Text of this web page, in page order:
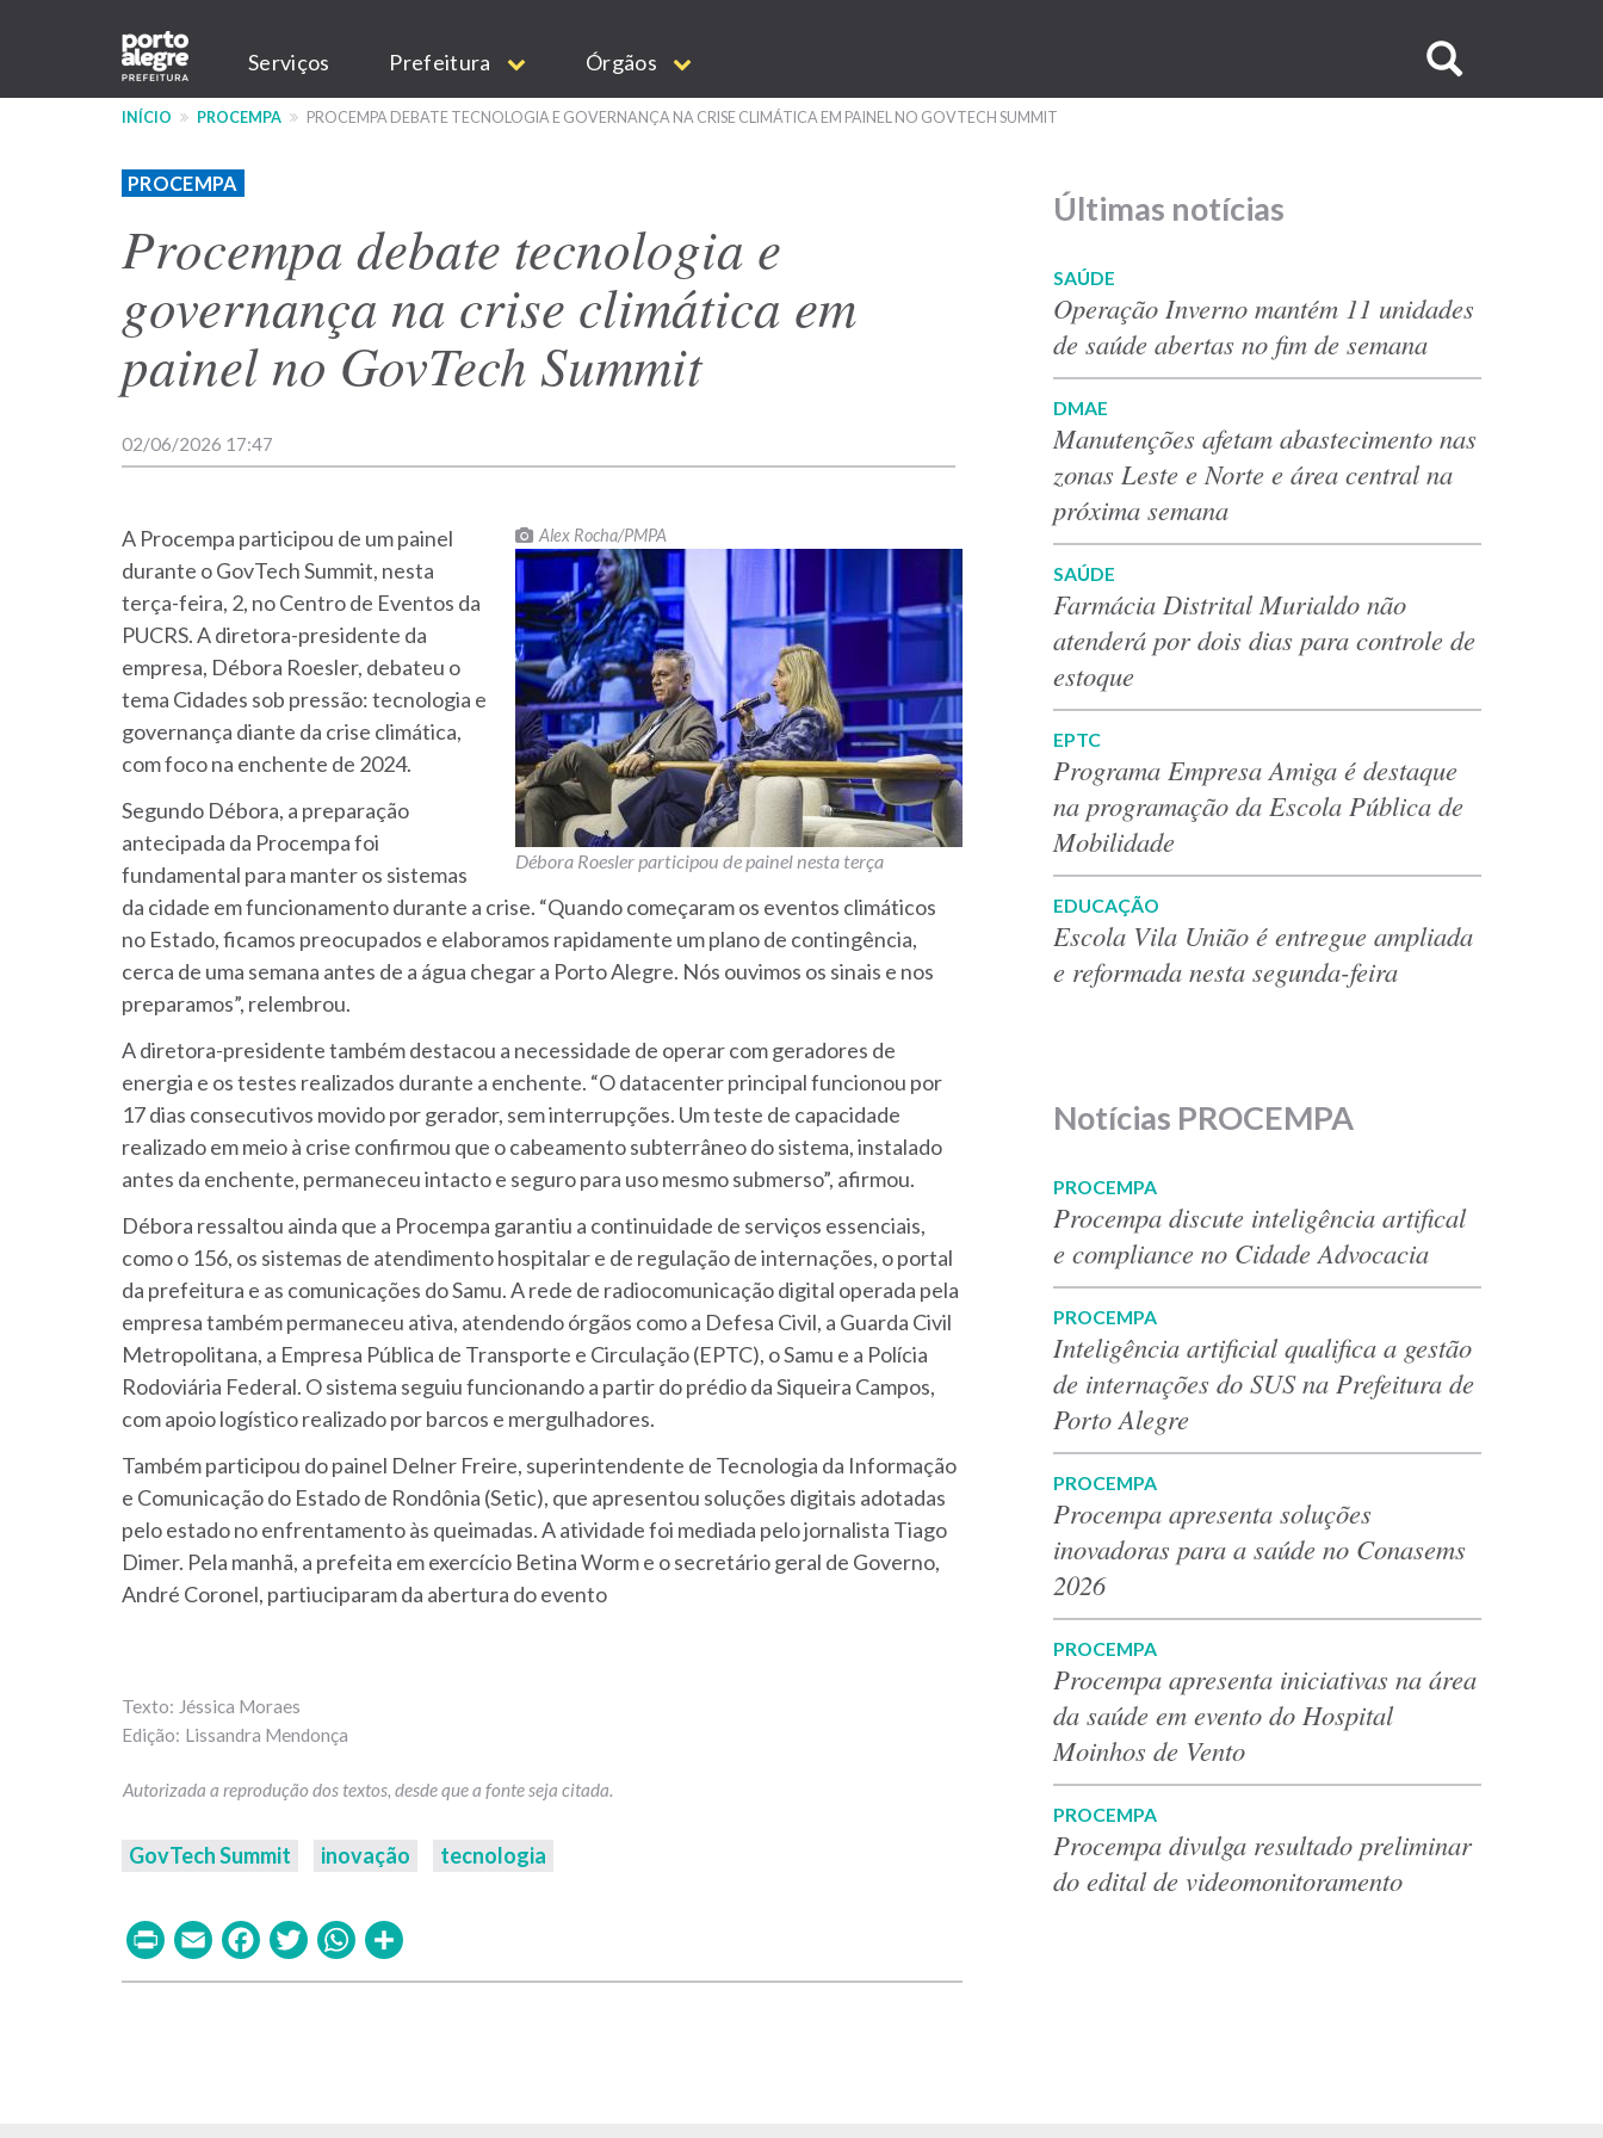
conteúdo
Main
navigation
Serviços Prefeitura Órgãos
no
INÍCIO PROCEMPA PROCEMPA DEBATE TECNOLOGIA E GOVERNANÇA NA CRISE CLIMÁTICA EM PAINEL NO GOVTECH SUMMIT
PROCEMPA
Procempa debate tecnologia e
governança na crise climática em
painel no GovTech Summit
02/06/2026 17:47
Alex Rocha/PMPA
Débora Roesler participou de painel nesta terça
A Procempa participou de um painel
durante o GovTech Summit, nesta
terça-feira, 2, no Centro de Eventos da
PUCRS. A diretora-presidente da
empresa, Débora Roesler, debateu o
tema Cidades sob pressão: tecnologia e
governança diante da crise climática,
com foco na enchente de 2024.
Segundo Débora, a preparação
antecipada da Procempa foi
fundamental para manter os sistemas
da cidade em funcionamento durante a crise. “Quando começaram os eventos climáticos
no Estado, ficamos preocupados e elaboramos rapidamente um plano de contingência,
cerca de uma semana antes de a água chegar a Porto Alegre. Nós ouvimos os sinais e nos
preparamos”, relembrou.
A diretora-presidente também destacou a necessidade de operar com geradores de
energia e os testes realizados durante a enchente. “O datacenter principal funcionou por
17 dias consecutivos movido por gerador, sem interrupções. Um teste de capacidade
realizado em meio à crise confirmou que o cabeamento subterrâneo do sistema, instalado
antes da enchente, permaneceu intacto e seguro para uso mesmo submerso”, afirmou.
Débora ressaltou ainda que a Procempa garantiu a continuidade de serviços essenciais,
como o 156, os sistemas de atendimento hospitalar e de regulação de internações, o portal
da prefeitura e as comunicações do Samu. A rede de radiocomunicação digital operada pela
empresa também permaneceu ativa, atendendo órgãos como a Defesa Civil, a Guarda Civil
Metropolitana, a Empresa Pública de Transporte e Circulação (EPTC), o Samu e a Polícia
Rodoviária Federal. O sistema seguiu funcionando a partir do prédio da Siqueira Campos,
com apoio logístico realizado por barcos e mergulhadores.
Também participou do painel Delner Freire, superintendente de Tecnologia da Informação
e Comunicação do Estado de Rondônia (Setic), que apresentou soluções digitais adotadas
pelo estado no enfrentamento às queimadas. A atividade foi mediada pelo jornalista Tiago
Dimer. Pela manhã, a prefeita em exercício Betina Worm e o secretário geral de Governo,
André Coronel, partiuciparam da abertura do evento
Jéssica Moraes
Lissandra Mendonça
GovTech Summit inovação tecnologia
PrintEmailFacebook
TwitterWhatsApp
Últimas notícias
SAÚDE
Operação Inverno mantém 11 unidades
de saúde abertas no fim de semana
DMAE
Manutenções afetam abastecimento nas
zonas Leste e Norte e área central na
próxima semana
SAÚDE
Farmácia Distrital Murialdo não
atenderá por dois dias para controle de
estoque
EPTC
Programa Empresa Amiga é destaque
na programação da Escola Pública de
Mobilidade
EDUCAÇÃO
Escola Vila União é entregue ampliada
e reformada nesta segunda-feira
Notícias PROCEMPA
PROCEMPA
Procempa discute inteligência artifical
e compliance no Cidade Advocacia
PROCEMPA
Inteligência artificial qualifica a gestão
de internações do SUS na Prefeitura de
Porto Alegre
PROCEMPA
Procempa apresenta soluções
inovadoras para a saúde no Conasems
2026
PROCEMPA
Procempa apresenta iniciativas na área
da saúde em evento do Hospital
Moinhos de Vento
PROCEMPA
Procempa divulga resultado preliminar
do edital de videomonitoramento